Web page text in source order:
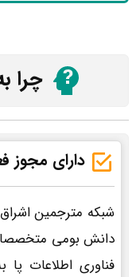
چرا
دارای مجوز
شبکه مترجمین اشراق
دانش بومی
فناوری اطلاعات